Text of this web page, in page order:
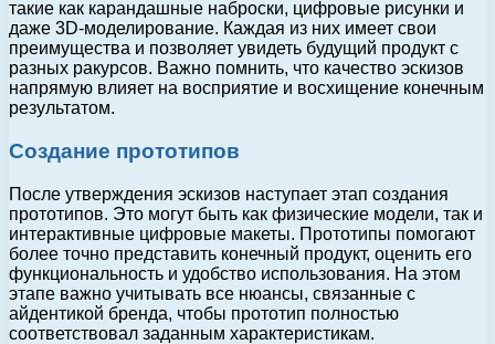
такие как карандашные наброски, цифровые рисунки и
даже 3D-моделирование. Каждая из них имеет свои
преимущества и позволяет увидеть будущий продукт с
разных ракурсов. Важно помнить, что качество эскизов
напрямую влияет на восприятие и восхищение конечным
результатом.
Создание прототипов
После утверждения эскизов наступает этап создания
прототипов. Это могут быть как физические модели, так и
интерактивные цифровые макеты. Прототипы помогают
более точно представить конечный продукт, оценить его
функциональность и удобство использования. На этом
этапе важно учитывать все нюансы, связанные с
айдентикой бренда, чтобы прототип полностью
соответствовал заданным характеристикам.